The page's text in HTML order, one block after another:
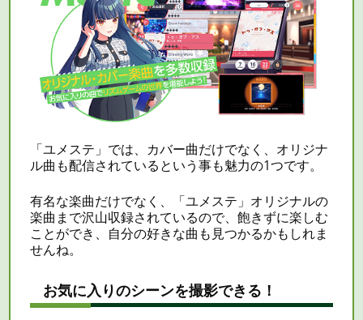
「ユメステ」では、カバー曲だけでなく、オリジナ
ル曲も配信されているという事も魅力の1つです。
有名な楽曲だけでなく、「ユメステ」オリジナルの
楽曲まで沢山収録されているので、飽きずに楽しむ
ことができ、自分の好きな曲も見つかるかもしれま
せんね。
お気に入りのシーンを撮影できる！